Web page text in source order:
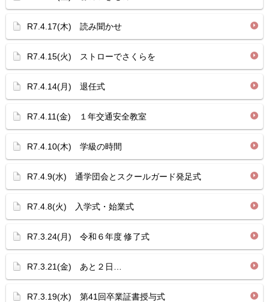
R7.4.17(木) 読み聞かせ
R7.4.15(火) ストローでさくらを
R7.4.14(月) 退任式
R7.4.11(金) １年交通安全教室
R7.4.10(木) 学級の時間
R7.4.9(水) 通学団会とスクールガード発足式
R7.4.8(火) 入学式・始業式
R7.3.24(月) 令和６年度 修了式
R7.3.21(金) あと２日…
R7.3.19(水) 第41回卒業証書授与式